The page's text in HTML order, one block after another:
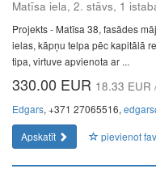
Matīsa iela, 2. stāvs, 1
Projekts - Matīsa 38, fasādes
ielas, kāpņu telpa pēc kapitālā
tipa, virtuve apvienota ar ...
330.00 EUR 18.33 EUR
Edgars, +371 27065516,
Apskatīt
pievienot